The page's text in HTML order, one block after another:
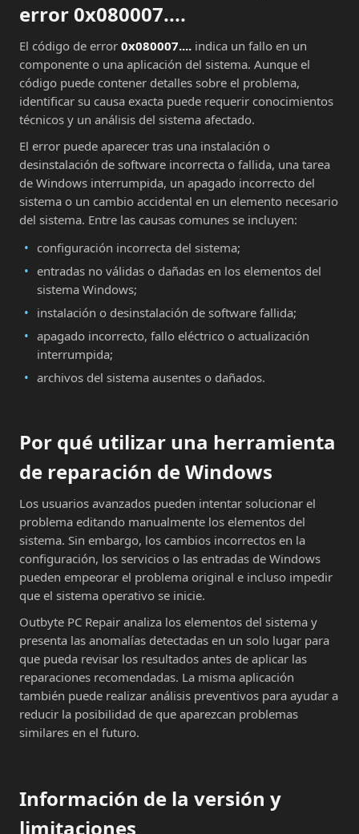
error 0x080007....
El código de error 0x080007.... indica un fallo en un
componente o una aplicación del sistema. Aunque el
código puede contener detalles sobre el problema,
identificar su causa exacta puede requerir conocimientos
técnicos y un análisis del sistema afectado.
El error puede aparecer tras una instalación o
desinstalación de software incorrecta o fallida, una tarea
de Windows interrumpida, un apagado incorrecto del
sistema o un cambio accidental en un elemento necesario
del sistema. Entre las causas comunes se incluyen:
configuración incorrecta del sistema;
entradas no válidas o dañadas en los elementos del
sistema Windows;
instalación o desinstalación de software fallida;
apagado incorrecto, fallo eléctrico o actualización
interrumpida;
archivos del sistema ausentes o dañados.
Por qué utilizar una herramienta
de reparación de Windows
Los usuarios avanzados pueden intentar solucionar el
problema editando manualmente los elementos del
sistema. Sin embargo, los cambios incorrectos en la
configuración, los servicios o las entradas de Windows
pueden empeorar el problema original e incluso impedir
que el sistema operativo se inicie.
Outbyte PC Repair analiza los elementos del sistema y
presenta las anomalías detectadas en un solo lugar para
que pueda revisar los resultados antes de aplicar las
reparaciones recomendadas. La misma aplicación
también puede realizar análisis preventivos para ayudar a
reducir la posibilidad de que aparezcan problemas
similares en el futuro.
Información de la versión y
limitaciones